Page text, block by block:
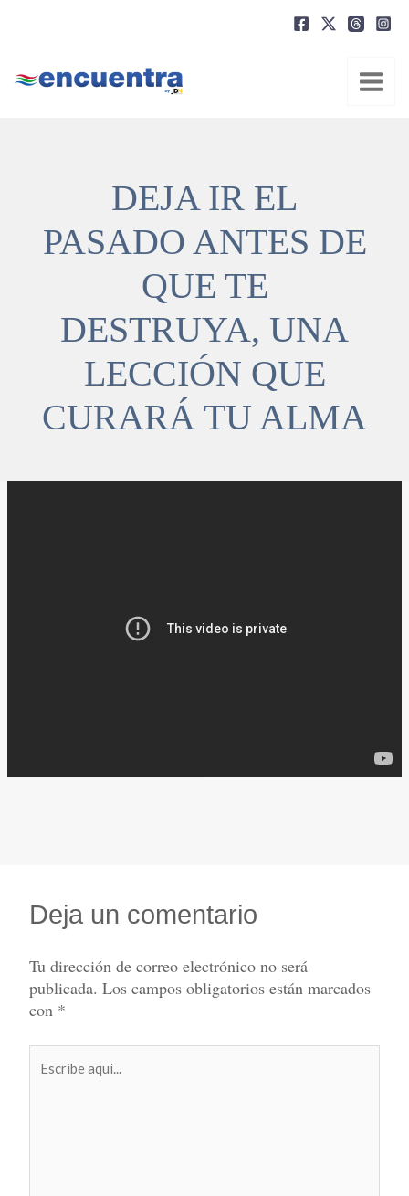
DEJA IR EL
PASADO ANTES DE
QUE TE
DESTRUYA, UNA
LECCIÓN QUE
CURARÁ TU ALMA
Deja un comentario
Tu dirección de correo electrónico no será
publicada. Los campos obligatorios están marcados
con *
aquí...